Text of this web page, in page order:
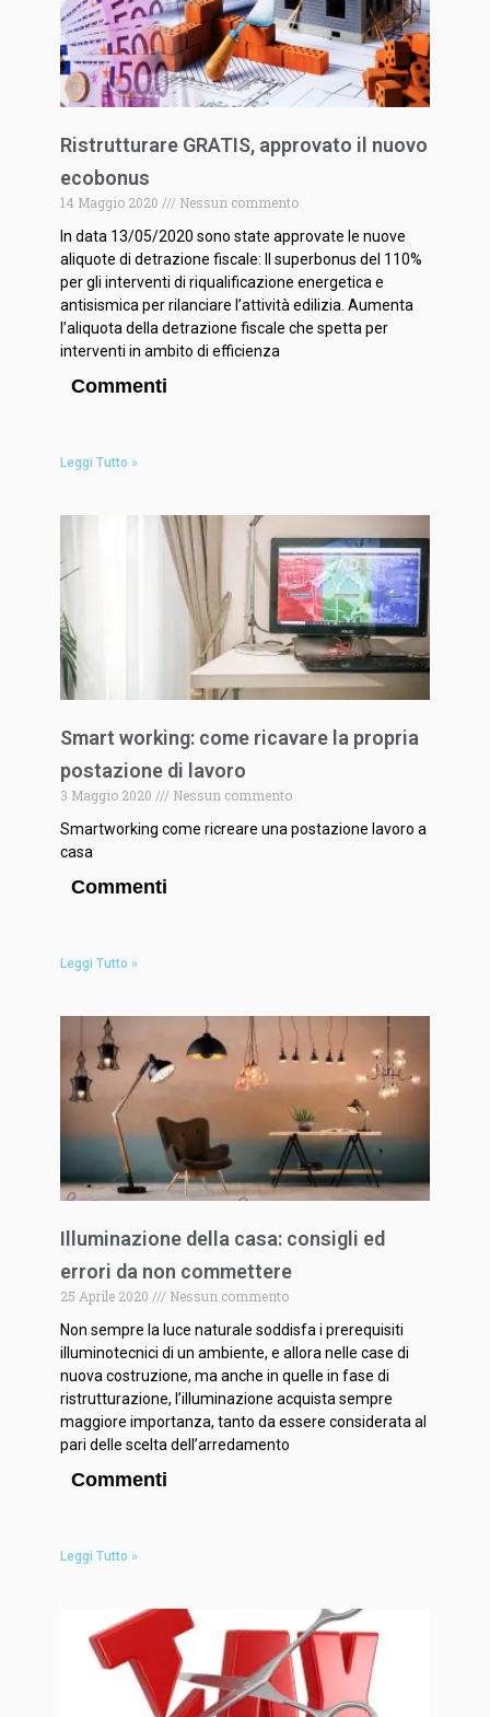
Ristrutturare GRATIS, approvato il nuovo
ecobonus
14 Maggio 2020
Nessun commento
In data 13/05/2020 sono state approvate le nuove
aliquote di detrazione fiscale: Il superbonus del 110%
per gli interventi di riqualificazione energetica e
antisismica per rilanciare l’attività edilizia. Aumenta
l’aliquota della detrazione fiscale che spetta per
interventi in ambito di efficienza
Commenti
Leggi Tutto »
Smart working: come ricavare la propria
postazione di lavoro
3 Maggio 2020
Nessun commento
Smartworking come ricreare una postazione lavoro a
casa
Commenti
Leggi Tutto »
Illuminazione della casa: consigli ed
errori da non commettere
25 Aprile 2020
Nessun commento
Non sempre la luce naturale soddisfa i prerequisiti
illuminotecnici di un ambiente, e allora nelle case di
nuova costruzione, ma anche in quelle in fase di
ristrutturazione, l’illuminazione acquista sempre
maggiore importanza, tanto da essere considerata al
pari delle scelta dell’arredamento
Commenti
Leggi Tutto »